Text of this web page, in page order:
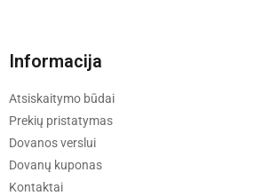
Informacija
Atsiskaitymo būdai
Prekių pristatymas
Dovanos verslui
Dovanų kuponas
Kontaktai